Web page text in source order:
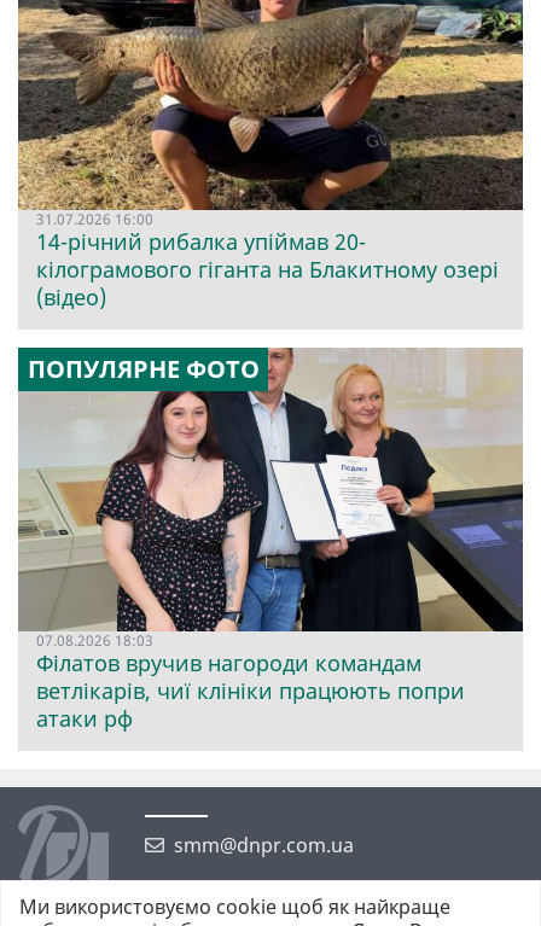
31.07.2026 16:00
14-річний рибалка упіймав 20-
кілограмового гіганта на Блакитному озері
(відео)
ПОПУЛЯРНЕ ФОТО
07.08.2026 18:03
Філатов вручив нагороди командам
ветлікарів, чиї клініки працюють попри
атаки рф
smm@dnpr.com.ua
Ми використовуємо cookie щоб як найкраще